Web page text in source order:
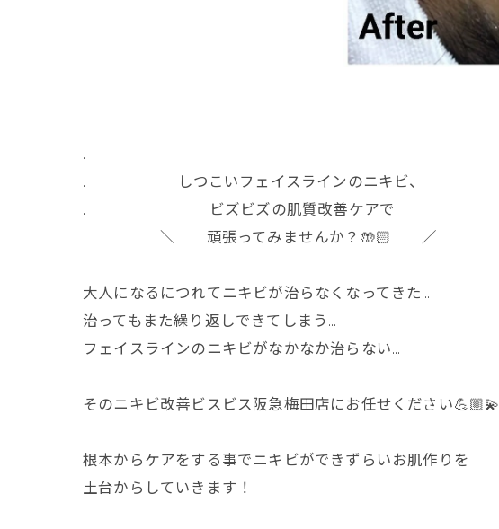
.
. しつこいフェイスラインのニキビ、
. ビズビズの肌質改善ケアで
＼ 頑張ってみませんか？🤲🏻 ／
大人になるにつれてニキビが治らなくなってきた…
治ってもまた繰り返しできてしまう…
フェイスラインのニキビがなかなか治らない…
そのニキビ改善ビスビス阪急梅田店にお任せください💪🏼💫
根本からケアをする事でニキビができずらいお肌作りを
土台からしていきます！